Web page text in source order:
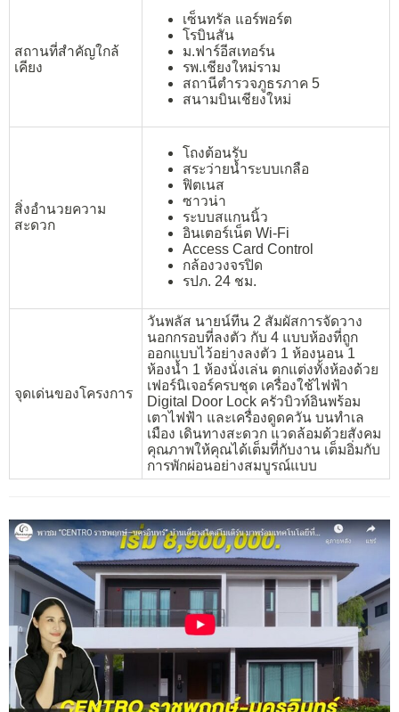
สถานที่สำคัญใกล้
เคียง
เซ็นทรัล แอร์พอร์ต
โรบินสัน
ม.ฟาร์อีสเทอร์น
รพ.เชียงใหม่ราม
สถานีตำรวจภูธรภาค 5
สนามบินเชียงใหม่
สิ่งอำนวยความ
สะดวก
โถงต้อนรับ
สระว่ายน้ำระบบเกลือ
ฟิตเนส
ซาวน่า
ระบบสแกนนิ้ว
อินเตอร์เน็ต Wi-Fi
Access Card Control
กล้องวงจรปิด
รปภ. 24 ชม.
จุดเด่นของโครงการ
วันพลัส นายน์ทีน 2 สัมผัสการจัดวาง
นอกกรอบที่ลงตัว กับ 4 แบบห้องที่ถูก
ออกแบบไว้อย่างลงตัว 1 ห้องนอน 1
ห้องน้ำ 1 ห้องนั่งเล่น ตกแต่งทั้งห้องด้วย
เฟอร์นิเจอร์ครบชุด เครื่องใช้ไฟฟ้า
Digital Door Lock ครัวบิวท์อินพร้อม
เตาไฟฟ้า และเครื่องดูดควัน บนทำเล
เมือง เดินทางสะดวก แวดล้อมด้วยสังคม
คุณภาพให้คุณได้เต็มที่กับงาน เต็มอิ่มกับ
การพักผ่อนอย่างสมบูรณ์แบบ